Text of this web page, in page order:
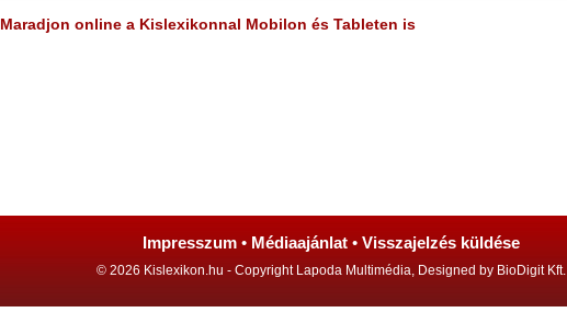
Maradjon online a Kislexikonnal Mobilon és Tableten is
Impresszum • Médiaajánlat • Visszajelzés küldése
© 2026 Kislexikon.hu - Copyright Lapoda Multimédia, Designed by BioDigit Kft.